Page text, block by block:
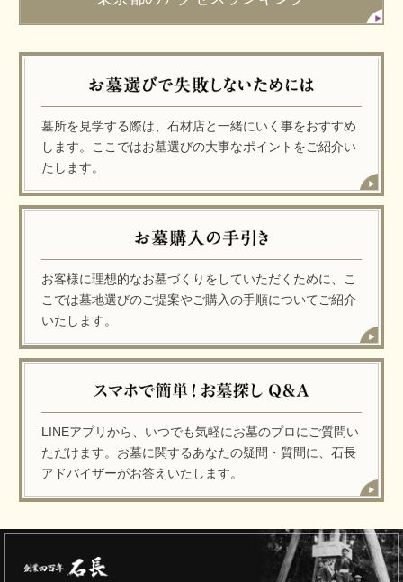
墓所を見学する際は、石材店と一緒にいく事をおすすめ
します。ここではお墓選びの大事なポイントをご紹介い
たします。
お客様に理想的なお墓づくりをしていただくために、こ
こでは墓地選びのご提案やご購入の手順についてご紹介
いたします。
LINEアプリから、いつでも気軽にお墓のプロにご質問い
ただけます。お墓に関するあなたの疑問・質問に、石長
アドバイザーがお答えいたします。